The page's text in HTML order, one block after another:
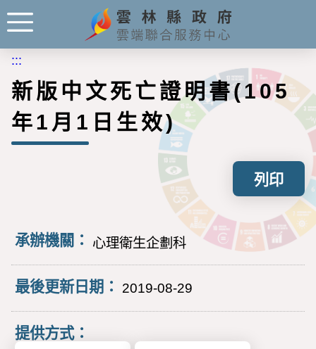
:::
新版中文死亡證明書(105
年1月1日生效)
列印
承辦機關： 心理衛生企劃科
最後更新日期： 2019-08-29
提供方式：